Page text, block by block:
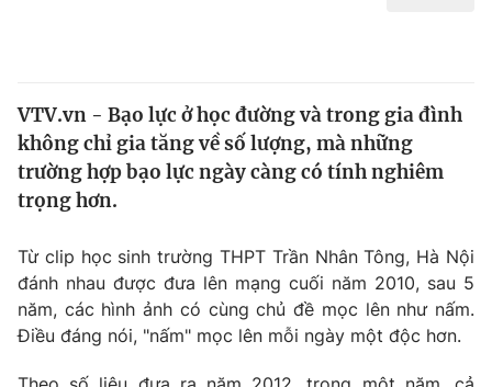
Y tế
Thế giới
Thế giới đó đây
Câu chuyện quốc tế
Kinh tế
Tài chính
Thị trường
Dữ liệu và đời sống
Giáo dục
VTV.vn - Bạo lực ở học đường và trong gia đình
không chỉ gia tăng về số lượng, mà những
trường hợp bạo lực ngày càng có tính nghiêm
trọng hơn.
Từ clip học sinh trường THPT Trần Nhân Tông, Hà Nội
đánh nhau được đưa lên mạng cuối năm 2010, sau 5
năm, các hình ảnh có cùng chủ đề mọc lên như nấm.
Điều đáng nói, "nấm" mọc lên mỗi ngày một độc hơn.